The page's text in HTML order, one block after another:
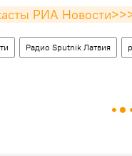
РИА
Радио Sputnik Латвия